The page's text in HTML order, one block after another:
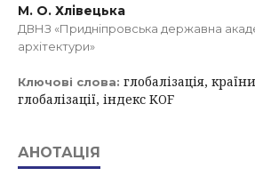
М. О. Хлівецька
ДВНЗ «Придніпровська державна
архітектури»
Ключові слова: глобалізація,
глобалізації, індекс KOF
АНОТАЦІЯ